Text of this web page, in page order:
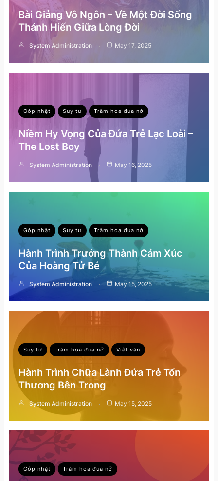
Bài Giảng Vô Ngôn – Về Một Đời Sống
Thánh Hiến Giữa Lòng Đời
System Administration May 17, 2025
Góp nhặt Suy tư Trăm hoa đua nở
Niềm Hy Vọng Của Đứa Trẻ Lạc Loài –
The Lost Boy
System Administration May 16, 2025
Góp nhặt Suy tư Trăm hoa đua nở
Hành Trình Trưởng Thành Cảm Xúc
Của Hoàng Tử Bé
System Administration May 15, 2025
Suy tư Trăm hoa đua nở Việt văn
Hành Trình Chữa Lành Đứa Trẻ Tổn
Thương Bên Trong
System Administration May 15, 2025
Góp nhặt Trăm hoa đua nở